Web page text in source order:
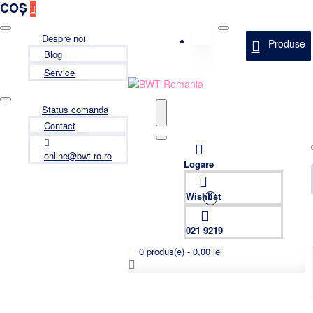
COȘ
Despre noi
Blog
Service
Status comanda
Contact
online@bwt-ro.ro
Produse
Logare
Wishlist
0
021 9219
0 produs(e) - 0,00 lei